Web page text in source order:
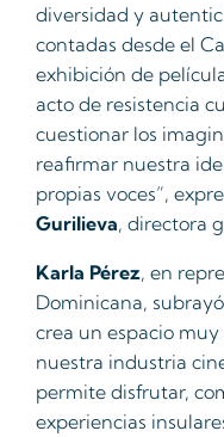
diversidad y
contadas desde el
exhibición de
acto de resistencia
cuestionar los
reafirmar nuestra
propias voces”,
Gurilieva, directora
Karla Pérez, en
Dominicana,
crea un espacio
nuestra industria
permite disfrutar,
experiencias